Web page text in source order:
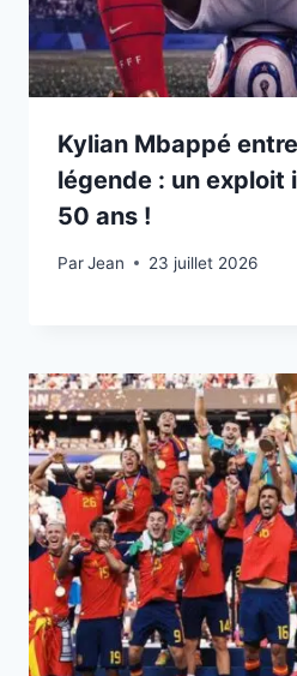
Kylian Mbappé
légende : un exploit
50 ans !
ParJean
23 juillet 202623 juillet 2026